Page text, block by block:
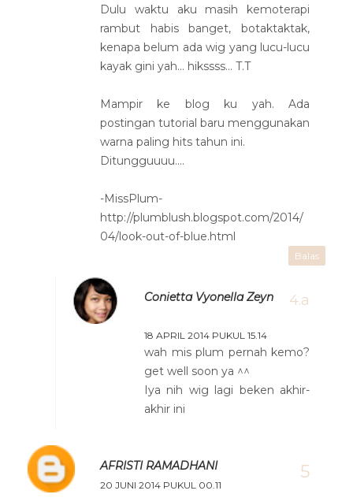
Dulu waktu aku masih kemoterapi
rambut habis banget, botaktaktak,
kenapa belum ada wig yang lucu-lucu
kayak gini yah... hikssss... T.T
Mampir ke blog ku yah. Ada
postingan tutorial baru menggunakan
warna paling hits tahun ini.
Ditungguuuu....
-MissPlum-
http://plumblush.blogspot.com/2014/
04/look-out-of-blue.html
Balas
Conietta Vyonella Zeyn
18 APRIL 2014 PUKUL 15.14
wah mis plum pernah kemo?
get well soon ya ^^
Iya nih wig lagi beken akhir-
akhir ini
AFRISTI RAMADHANI
20 JUNI 2014 PUKUL 00.11